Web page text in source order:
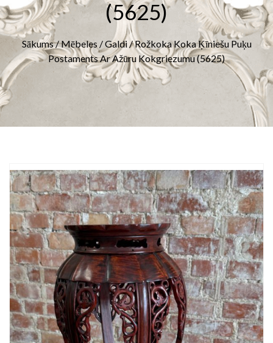
(5625)
Sākums/Mēbeles /Galdi/ Rožkoka Koka Ķīniešu Puķu
Postaments Ar Ažūru Kokgriezumu (5625)